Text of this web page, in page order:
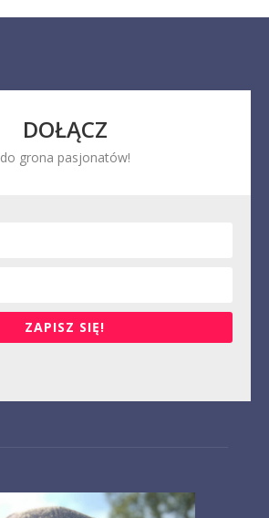
DOŁĄCZ
do grona pasjonatów!
ZAPISZ SIĘ!